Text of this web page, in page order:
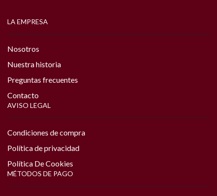
LA EMPRESA
Nosotros
Nuestra historia
Preguntas frecuentes
Contacto
AVISO LEGAL
Condiciones de compra
Política de privacidad
Política De Cookies
MÉTODOS DE PAGO